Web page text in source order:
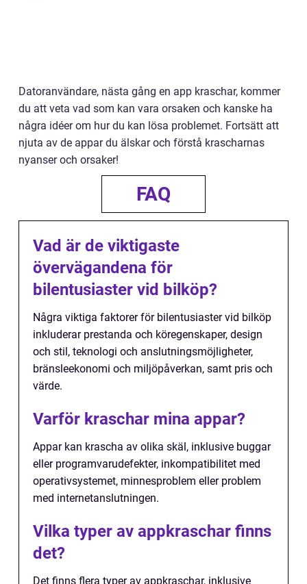
Datoranvändare, nästa gång en app kraschar, kommer
du att veta vad som kan vara orsaken och kanske ha
några idéer om hur du kan lösa problemet. Fortsätt att
njuta av de appar du älskar och förstå krascharnas
nyanser och orsaker!
FAQ
Vad är de viktigaste
övervägandena för
bilentusiaster vid bilköp?
Några viktiga faktorer för bilentusiaster vid bilköp
inkluderar prestanda och köregenskaper, design
och stil, teknologi och anslutningsmöjligheter,
bränsleekonomi och miljöpåverkan, samt pris och
värde.
Varför kraschar mina appar?
Appar kan krascha av olika skäl, inklusive buggar
eller programvarudefekter, inkompatibilitet med
operativsystemet, minnesproblem eller problem
med internetanslutningen.
Vilka typer av appkraschar finns
det?
Det finns flera typer av appkraschar, inklusive